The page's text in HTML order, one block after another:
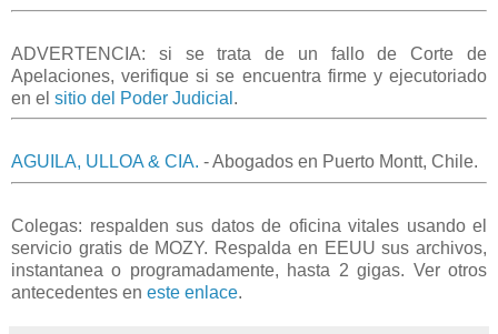
ADVERTENCIA: si se trata de un fallo de Corte de
Apelaciones, verifique si se encuentra firme y ejecutoriado
en el sitio del Poder Judicial .
AGUILA, ULLOA & CIA. - Abogados en Puerto Montt, Chile.
Colegas: respalden sus datos de oficina vitales usando el
servicio gratis de MOZY. Respalda en EEUU sus archivos,
instantanea o programadamente, hasta 2 gigas. Ver otros
antecedentes en este enlace.